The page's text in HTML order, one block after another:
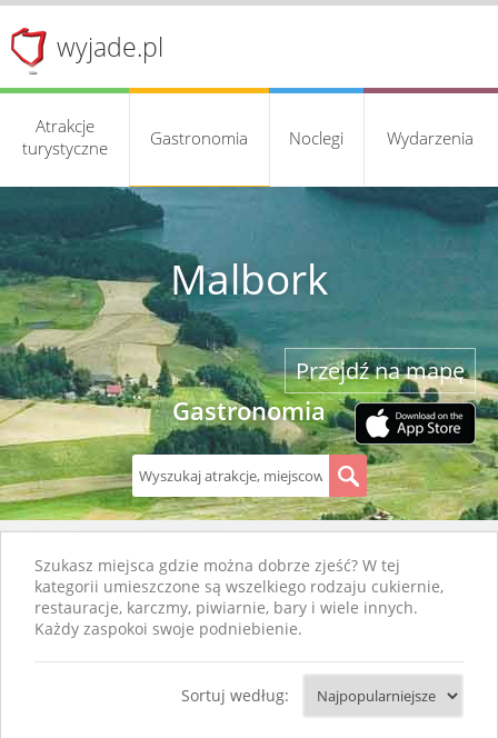
wyjade.pl
Atrakcje
turystyczne
Gastronomia Noclegi Wydarzenia
Malbork
Gastronomia
Przejdź na mapę
Szukasz miejsca gdzie można dobrze zjeść? W tej
kategorii umieszczone są wszelkiego rodzaju cukiernie,
restauracje, karczmy, piwiarnie, bary i wiele innych.
Każdy zaspokoi swoje podniebienie.
Sortuj według: